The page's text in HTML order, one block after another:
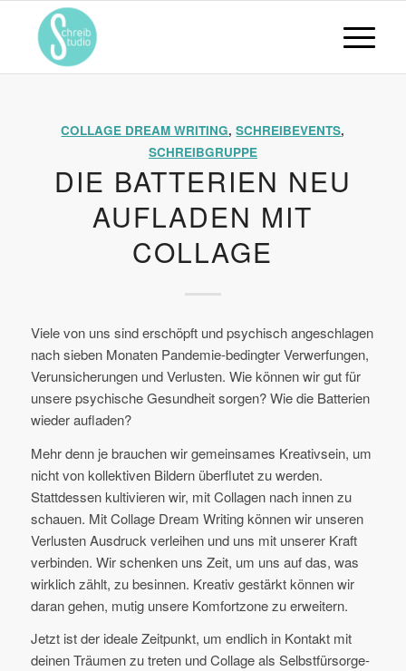
COLLAGE DREAM WRITING,SCHREIBEVENTS,
SCHREIBGRUPPE
DIE BATTERIEN NEU
AUFLADEN MIT
COLLAGE
Viele von uns sind erschöpft und psychisch angeschlagen
nach sieben Monaten Pandemie-bedingter Verwerfungen,
Verunsicherungen und Verlusten. Wie können wir gut für
unsere psychische Gesundheit sorgen? Wie die Batterien
wieder aufladen?
Mehr denn je brauchen wir gemeinsames Kreativsein, um
nicht von kollektiven Bildern überflutet zu werden.
Stattdessen kultivieren wir, mit Collagen nach innen zu
schauen. Mit Collage Dream Writing können wir unseren
Verlusten Ausdruck verleihen und uns mit unserer Kraft
verbinden. Wir schenken uns Zeit, um uns auf das, was
wirklich zählt, zu besinnen. Kreativ gestärkt können wir
daran gehen, mutig unsere Komfortzone zu erweitern.
Jetzt ist der ideale Zeitpunkt, um endlich in Kontakt mit
deinen Träumen zu treten und Collage als Selbstfürsorge-